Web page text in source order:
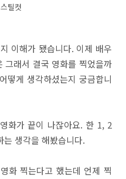
틸컷
이해가 됐습니다. 이제 배우
그래서 결국 영화를 찍었을까
어떻게 생각하셨는지 궁금합니
영화가 끝이 나잖아요. 한 1, 2
는 생각을 해봤습니다.
영화 찍는다고 했는데 언제 찍